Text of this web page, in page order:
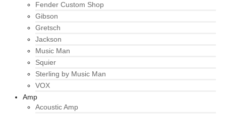
Fender Custom Shop
Gibson
Gretsch
Jackson
Music Man
Squier
Sterling by Music Man
VOX
Amp
Acoustic Amp